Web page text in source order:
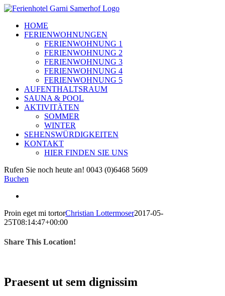
Zum
springenHOME
FERIENWOHNUNGEN
FERIENWOHNUNG 1
FERIENWOHNUNG 2
FERIENWOHNUNG 3
FERIENWOHNUNG 4
FERIENWOHNUNG 5
AUFENTHALTSRAUM
SAUNA & POOL
AKTIVITÄTEN
SOMMER
WINTER
SEHENSWÜRDIGKEITEN
KONTAKT
HIER FINDEN SIE UNS
Facebook
E-
Mail
Rufen Sie noch heute an! 0043 (0)6468 5609
Buchen
Image
Proin eget mi tortorChristian Lottermoser2017-05-
25T08:14:47+00:00
Share This Location!
Praesent ut sem dignissim